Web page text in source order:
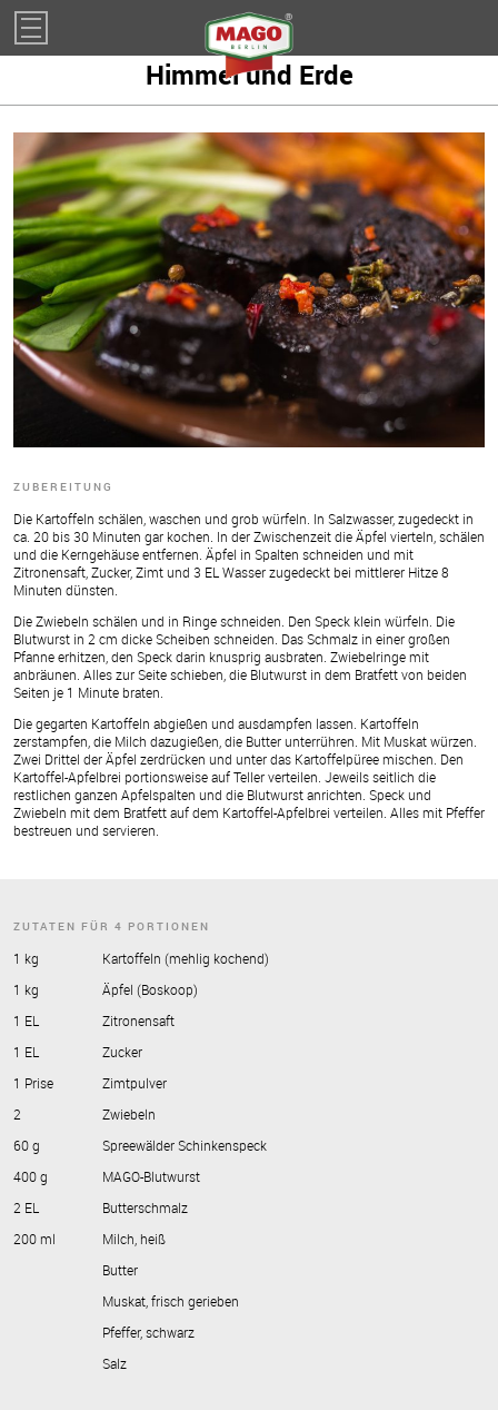
Himmel und Erde
ZUBEREITUNG
Die Kartoffeln schälen, waschen und grob würfeln. In Salzwasser, zugedeckt in
ca. 20 bis 30 Minuten gar kochen. In der Zwischenzeit die Äpfel vierteln, schälen
und die Kerngehäuse entfernen. Äpfel in Spalten schneiden und mit
Zitronensaft, Zucker, Zimt und 3 EL Wasser zugedeckt bei mittlerer Hitze 8
Minuten dünsten.
Die Zwiebeln schälen und in Ringe schneiden. Den Speck klein würfeln. Die
Blutwurst in 2 cm dicke Scheiben schneiden. Das Schmalz in einer großen
Pfanne erhitzen, den Speck darin knusprig ausbraten. Zwiebelringe mit
anbräunen. Alles zur Seite schieben, die Blutwurst in dem Bratfett von beiden
Seiten je 1 Minute braten.
Die gegarten Kartoffeln abgießen und ausdampfen lassen. Kartoffeln
zerstampfen, die Milch dazugießen, die Butter unterrühren. Mit Muskat würzen.
Zwei Drittel der Äpfel zerdrücken und unter das Kartoffelpüree mischen. Den
Kartoffel-Apfelbrei portionsweise auf Teller verteilen. Jeweils seitlich die
restlichen ganzen Apfelspalten und die Blutwurst anrichten. Speck und
Zwiebeln mit dem Bratfett auf dem Kartoffel-Apfelbrei verteilen. Alles mit Pfeffer
bestreuen und servieren.
ZUTATEN FÜR 4 PORTIONEN
1 kg
Kartoffeln (mehlig kochend)
1 kg
Äpfel (Boskoop)
1 EL
Zitronensaft
1 EL
Zucker
1 Prise
Zimtpulver
2
Zwiebeln
60 g
Spreewälder Schinkenspeck
400 g
MAGO-Blutwurst
2 EL
Butterschmalz
200 ml
Milch, heiß
Butter
Muskat, frisch gerieben
Pfeffer, schwarz
Salz